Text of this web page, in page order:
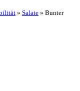
» Salate » Bunter